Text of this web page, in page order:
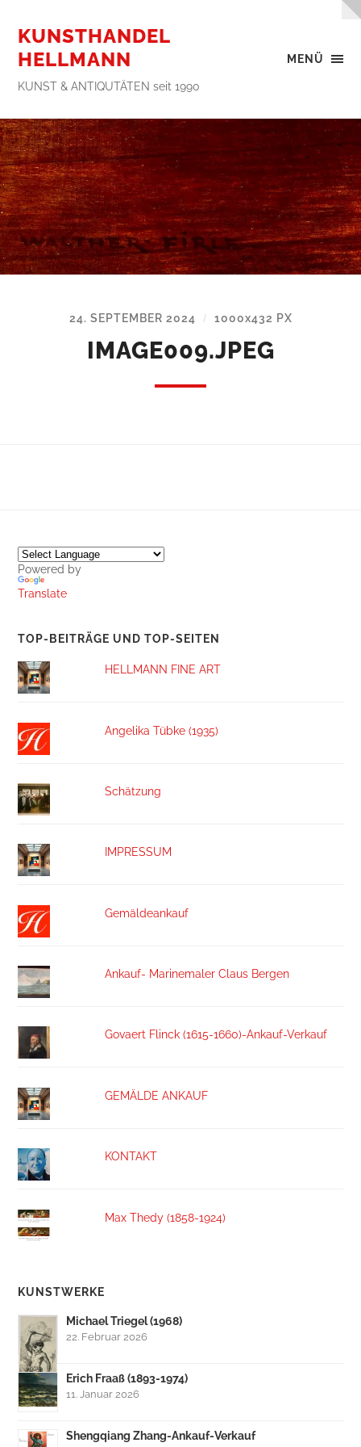
MENÜ
KUNSTHANDEL
HELLMANN
KUNST & ANTIQUTÄTEN seit 1990
24. SEPTEMBER 2024 / 1000x432 PX
IMAGE009.JPEG
Powered by
Translate
TOP-BEITRÄGE UND TOP-SEITEN
HELLMANN FINE ART
Angelika Tübke (1935)
Schätzung
IMPRESSUM
Gemäldeankauf
Ankauf- Marinemaler Claus Bergen
Govaert Flinck (1615-1660)-Ankauf-Verkauf
GEMÄLDE ANKAUF
KONTAKT
Max Thedy (1858-1924)
KUNSTWERKE
Michael Triegel (1968)
22. Februar 2026
Erich Fraaß (1893-1974)
11. Januar 2026
Shengqiang Zhang-Ankauf-Verkauf